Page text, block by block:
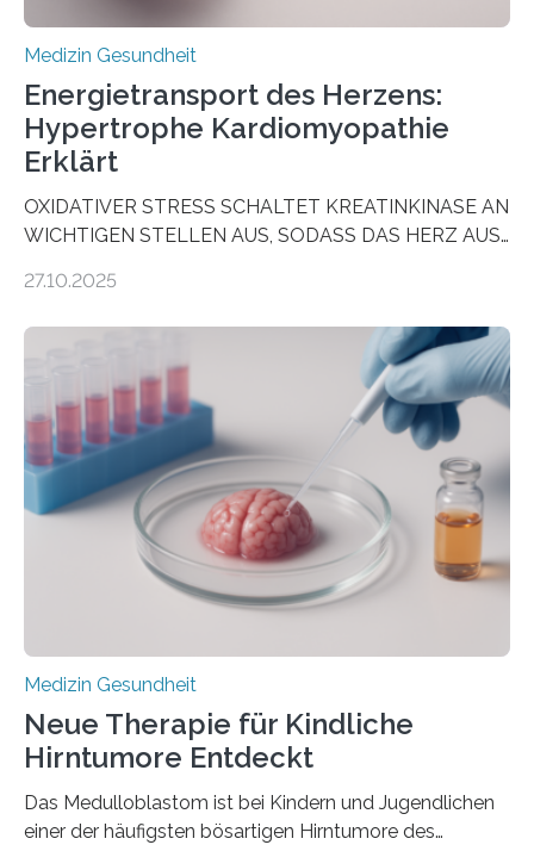
Medizin Gesundheit
Energietransport des Herzens:
Hypertrophe Kardiomyopathie
Erklärt
OXIDATIVER STRESS SCHALTET KREATINKINASE AN
WICHTIGEN STELLEN AUS, SODASS DAS HERZ AUS
aus dem Deutschen Zentrum für Herzinsuffizienz
im Journal Circulation, warum der Energietransport bei
der Hypertrophen Kardiomyopathie (HCM) versagen
kann und wie sich durch eine Verringerung der
Herzbelastung und des oxidativen Stresses
Rhythmusstörungen reduzieren lassen. Würzburg. Die
hypertrophe Kardiomyopathie (HCM) ist die häufigste
erblich bedingte Herzerkrankung. Sie führt dazu, dass
sich die linke Herzkammer verdickt, der Herzmuskel zu
stark kontrahiert…
27.10.2025
Medizin Gesundheit
Neue Therapie für Kindliche
Hirntumore Entdeckt
Das Medulloblastom ist bei Kindern und Jugendlichen
einer der häufigsten bösartigen Hirntumore des